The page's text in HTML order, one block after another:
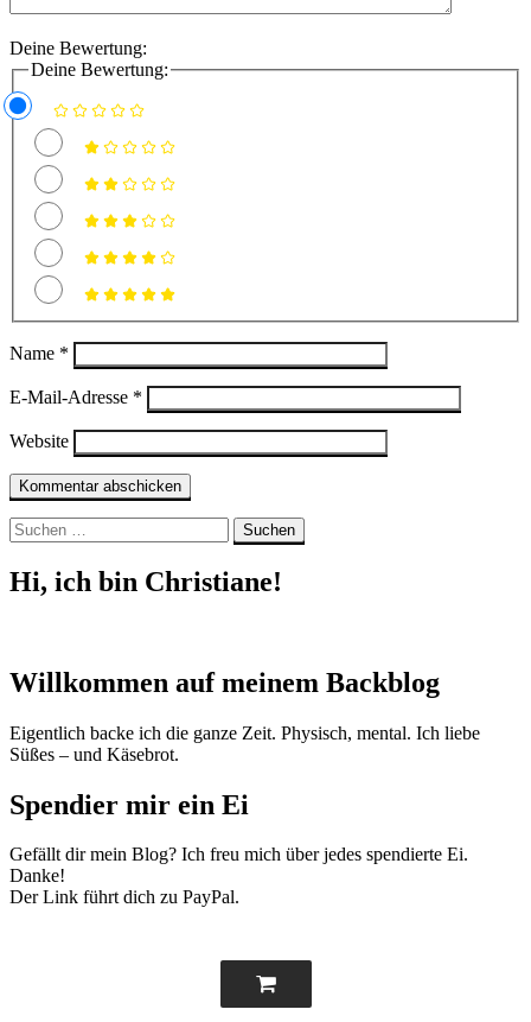
Deine Bewertung:
Deine Bewertung:
Name *
E-Mail-Adresse *
Website
Suchen
nach:
Hi, ich bin Christiane!
Willkommen auf meinem Backblog
Eigentlich backe ich die ganze Zeit. Physisch, mental. Ich liebe
Süßes – und Käsebrot.
Spendier mir ein Ei
Gefällt dir mein Blog? Ich freu mich über jedes spendierte Ei.
Danke!
Der Link führt dich zu PayPal.